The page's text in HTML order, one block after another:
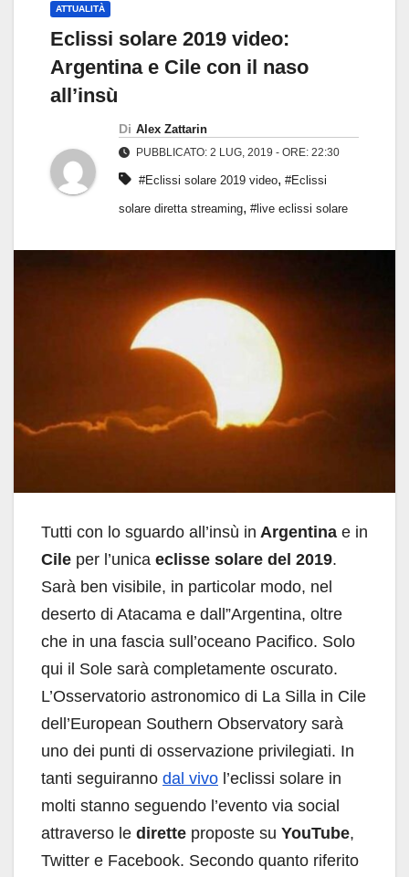
ATTUALITÀ
Eclissi solare 2019 video:
Argentina e Cile con il naso
all’insù
Di Alex Zattarin
PUBBLICATO: 2 LUG, 2019 - ORE: 22:30
#Eclissi solare 2019 video, #Eclissi
solare diretta streaming, #live eclissi solare
Tutti con lo sguardo all’insù in Argentina e in
Cile per l’unica eclisse solare del 2019.
Sarà ben visibile, in particolar modo, nel
deserto di Atacama e dall”Argentina, oltre
che in una fascia sull’oceano Pacifico. Solo
qui il Sole sarà completamente oscurato.
L’Osservatorio astronomico di La Silla in Cile
dell’European Southern Observatory sarà
uno dei punti di osservazione privilegiati. In
tanti seguiranno dal vivo l’eclissi solare in
molti stanno seguendo l’evento via social
attraverso le dirette proposte su YouTube,
Twitter e Facebook. Secondo quanto riferito